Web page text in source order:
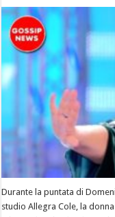
Durante la puntata di
studio Allegra Cole, la